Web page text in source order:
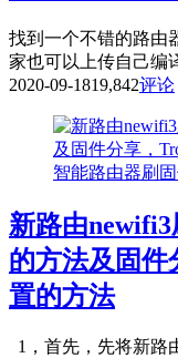
找到一个不错的路由
家也可以上传自己编
2020-09-1819,842评论
智能路由器刷
新路由
的方法及固
置的方法
1，首先，先将新路